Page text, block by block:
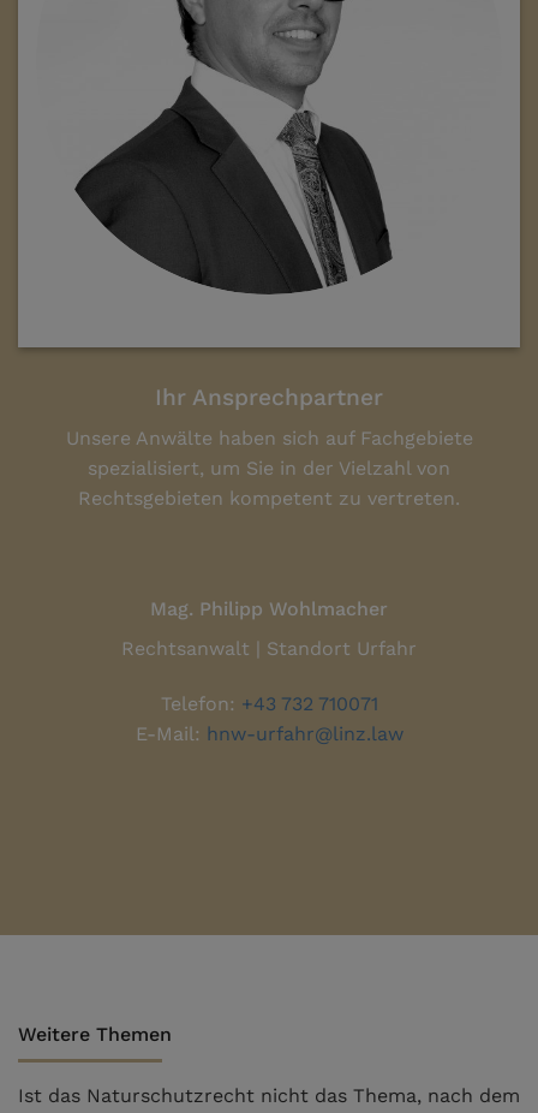
Ihr Ansprechpartner
Unsere Anwälte haben sich auf Fachgebiete
spezialisiert, um Sie in der Vielzahl von
Rechtsgebieten kompetent zu vertreten.
Mag. Philipp Wohlmacher
Rechtsanwalt | Standort Urfahr
Telefon: +43 732 710071
E-Mail: hnw-urfahr@linz.law
Weitere Themen
Ist das Naturschutzrecht nicht das Thema, nach dem